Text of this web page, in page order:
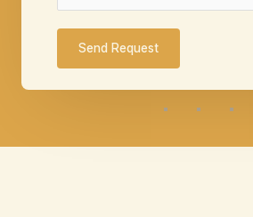
Send Request